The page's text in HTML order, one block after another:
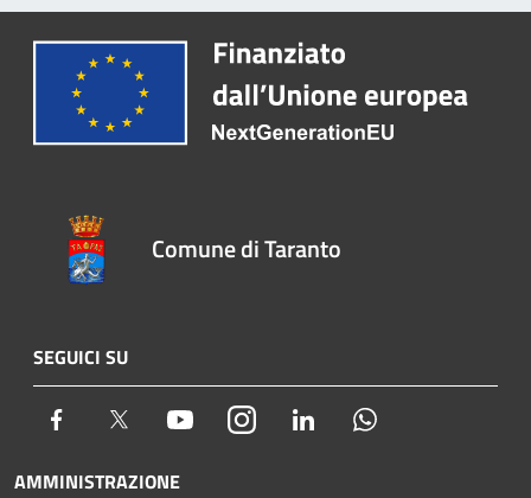
Comune di Taranto
SEGUICI SU
Facebook Twitter YoutubeInstagram LinkedIn
AMMINISTRAZIONE